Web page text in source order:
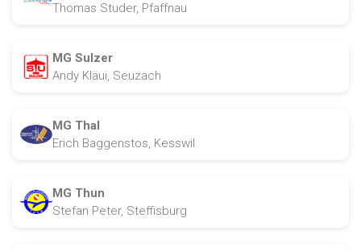
Thomas Studer, Pfaffnau
MG Sulzer
Andy Kläui, Seuzach
MG Thal
Erich Baggenstos, Kesswil
MG Thun
Stefan Peter, Steffisburg